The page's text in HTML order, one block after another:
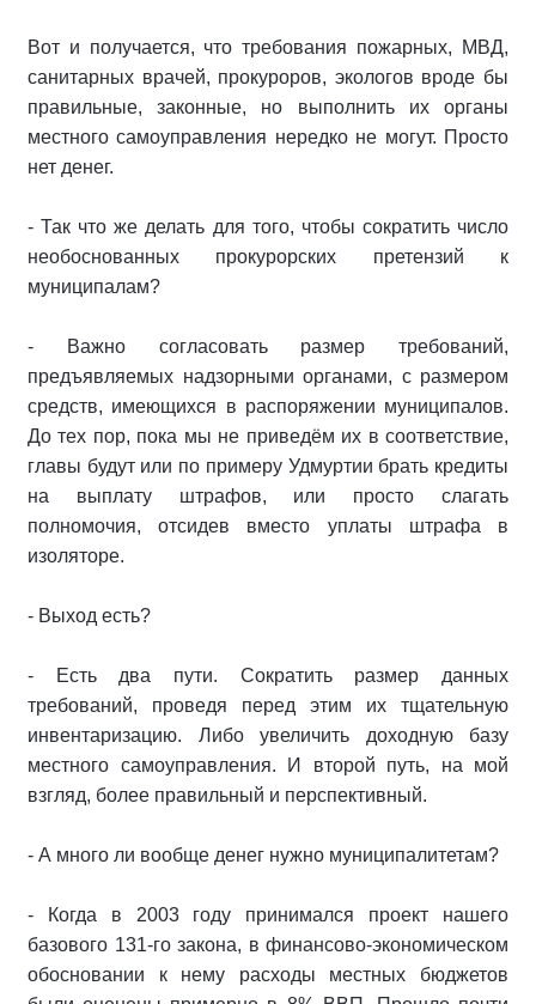
Вот и получается, что требования пожарных, МВД,
санитарных врачей, прокуроров, экологов вроде бы
правильные, законные, но выполнить их органы
местного самоуправления нередко не могут. Просто
нет денег.
- Так что же делать для того, чтобы сократить число
необоснованных прокурорских претензий к
муниципалам?
- Важно согласовать размер требований,
предъявляемых надзорными органами, с размером
средств, имеющихся в распоряжении муниципалов.
До тех пор, пока мы не приведём их в соответствие,
главы будут или по примеру Удмуртии брать кредиты
на выплату штрафов, или просто слагать
полномочия, отсидев вместо уплаты штрафа в
изоляторе.
- Выход есть?
- Есть два пути. Сократить размер данных
требований, проведя перед этим их тщательную
инвентаризацию. Либо увеличить доходную базу
местного самоуправления. И второй путь, на мой
взгляд, более правильный и перспективный.
- А много ли вообще денег нужно муниципалитетам?
- Когда в 2003 году принимался проект нашего
базового 131-го закона, в финансово-экономическом
обосновании к нему расходы местных бюджетов